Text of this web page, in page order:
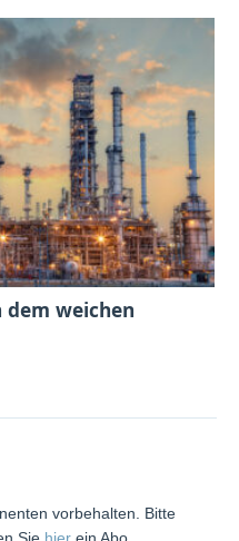
weichen
vorbehalten. Bitte